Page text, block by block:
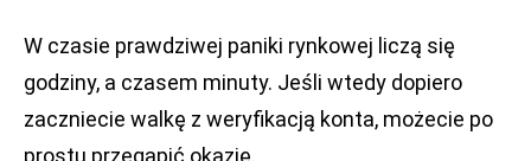
W czasie prawdziwej paniki rynkowej liczą się
godziny, a czasem minuty. Jeśli wtedy dopiero
zaczniecie walkę z weryfikacją konta, możecie po
prostu przegapić okazję.